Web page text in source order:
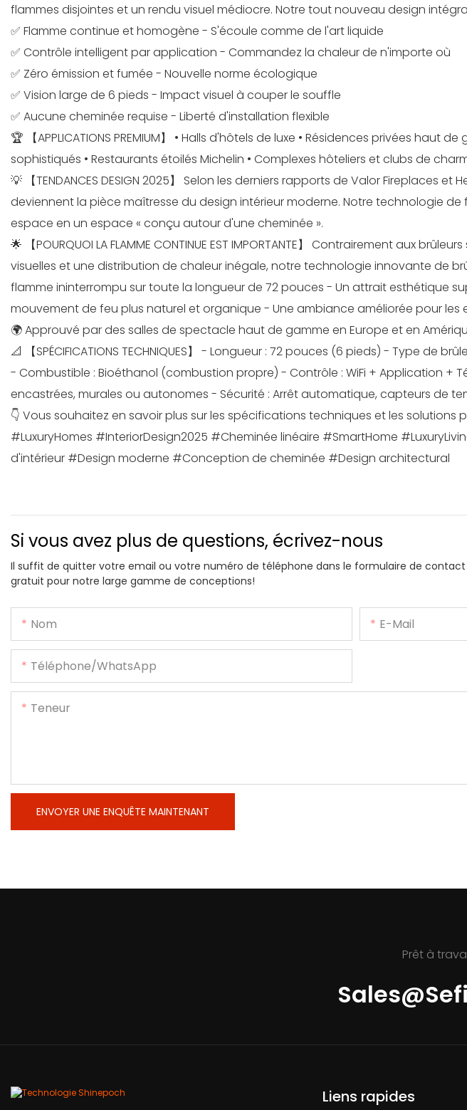
flammes disjointes et un rendu visuel médiocre. Notre tout nouveau design
✅ Flamme continue et homogène - S'écoule comme de l'art liquide
✅ Contrôle intelligent par application - Commandez la chaleur de n'importe où
✅ Zéro émission et fumée - Nouvelle norme écologique
✅ Vision large de 6 pieds - Impact visuel à couper le souffle
✅ Aucune cheminée requise - Liberté d'installation flexible
🏆 【APPLICATIONS PREMIUM】 • Halls d'hôtels de luxe • Résidences privées haut
sophistiqués • Restaurants étoilés Michelin • Complexes hôteliers et clubs de
💡 【TENDANCES DESIGN 2025】 Selon les derniers rapports de Valor Fireplaces et
deviennent la pièce maîtresse du design intérieur moderne. Notre technologie
espace en un espace « conçu autour d'une cheminée ».
🌟 【POURQUOI LA FLAMME CONTINUE EST IMPORTANTE】 Contrairement aux
visuelles et une distribution de chaleur inégale, notre technologie innovante de
flamme ininterrompu sur toute la longueur de 72 pouces - Un attrait esthétique
mouvement de feu plus naturel et organique - Une ambiance améliorée pour
🌍 Approuvé par des salles de spectacle haut de gamme en Europe et en
📐 【SPÉCIFICATIONS TECHNIQUES】 - Longueur : 72 pouces (6 pieds) - Type de
- Combustible : Bioéthanol (combustion propre) - Contrôle : WiFi + Application +
encastrées, murales ou autonomes - Sécurité : Arrêt automatique, capteurs de
👇 Vous souhaitez en savoir plus sur les spécifications techniques et les solutions
#LuxuryHomes #InteriorDesign2025 #Cheminée linéaire #SmartHome
d'intérieur #Design moderne #Conception de cheminée #Design architectural
Si vous avez plus de questions, écrivez-nous
Il suffit de quitter votre email ou votre numéro de téléphone dans le formulaire de contact
gratuit pour notre large gamme de conceptions!
Nom E-Mail
Téléphone/WhatsApp
Teneur
ENVOYER UNE ENQUÊTE MAINTENANT
Prêt à
Liens rapides